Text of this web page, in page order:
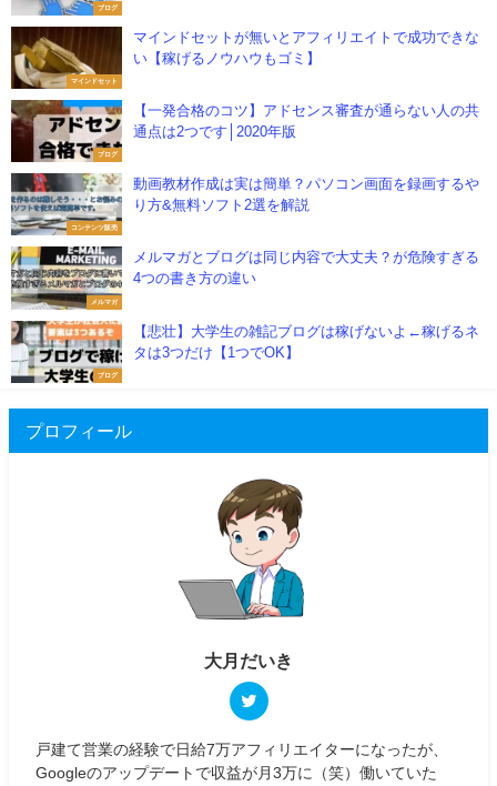
ブログ
マインドセット
マインドセットが無いとアフィリエイトで成功できな
い【稼げるノウハウもゴミ】
ブログ
【一発合格のコツ】アドセンス審査が通らない人の共
通点は2つです│2020年版
コンテンツ販売
動画教材作成は実は簡単？パソコン画面を録画するや
り方&無料ソフト2選を解説
メルマガ
メルマガとブログは同じ内容で大丈夫？が危険すぎる
4つの書き方の違い
ブログ
【悲壮】大学生の雑記ブログは稼げないよ←稼げるネ
タは3つだけ【1つでOK】
プロフィール
大月だいき
戸建て営業の経験で日給7万アフィリエイターになったが、
Googleのアップデートで収益が月3万に（笑）働いていた